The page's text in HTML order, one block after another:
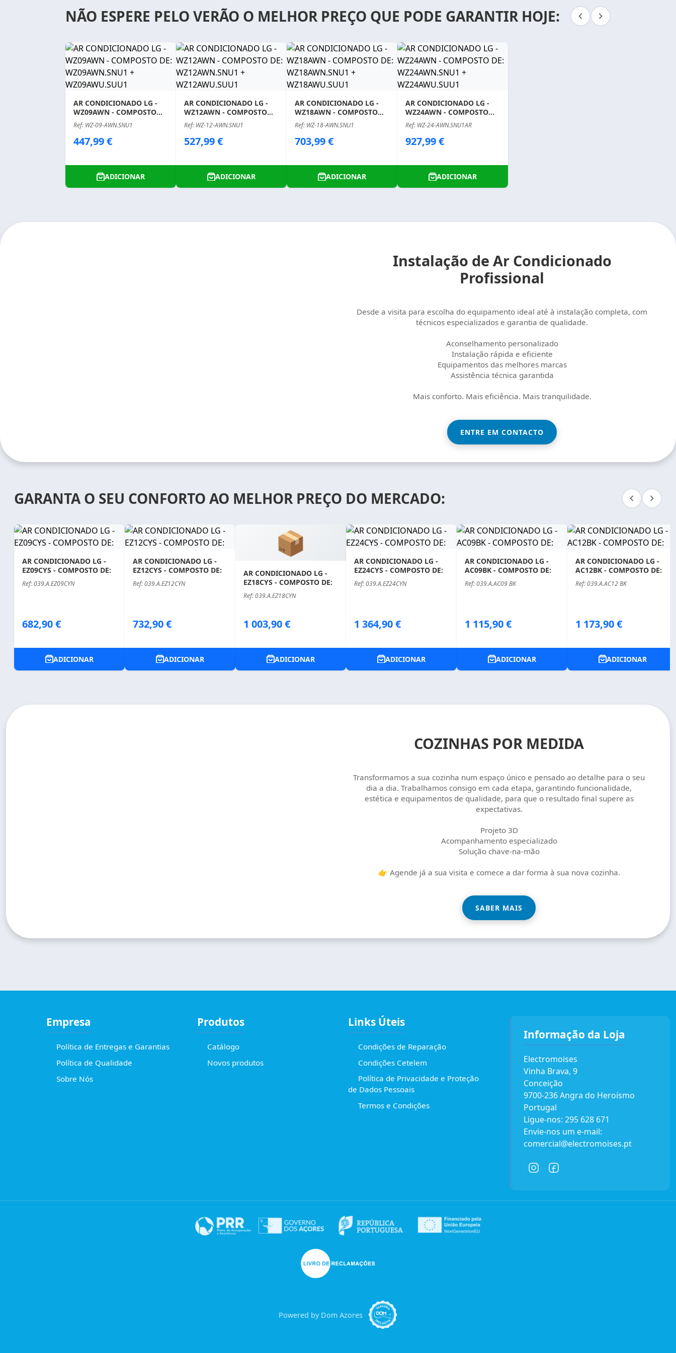
NÃO ESPERE PELO VERÃO O MELHOR PREÇO QUE PODE GARANTIR HOJE:
AR CONDICIONADO LG -
WZ09AWN - COMPOSTO
DE: WZ09AWN.SNU1 +
WZ09AWU.SUU1
Ref: WZ-09-AWN.SNU1
Price
447,99 €
ADICIONAR
AR CONDICIONADO LG -
WZ12AWN - COMPOSTO
DE: WZ12AWN.SNU1 +
WZ12AWU.SUU1
Ref: WZ-12-AWN.SNU1
Price
527,99 €
ADICIONAR
AR CONDICIONADO LG -
WZ18AWN - COMPOSTO
DE: WZ18AWN.SNU1 +
WZ18AWU.SUU1
Ref: WZ-18-AWN.SNU1
Price
703,99 €
ADICIONAR
AR CONDICIONADO LG -
WZ24AWN - COMPOSTO
DE: WZ24AWN.SNU1 +
WZ24AWU.SUU1
Ref: WZ-24-AWN.SNU1AR
Price
927,99 €
ADICIONAR
Instalação de Ar Condicionado
Profissional
Desde a visita para escolha do equipamento ideal até à instalação completa, com
técnicos especializados e garantia de qualidade.
Aconselhamento personalizado
Instalação rápida e eficiente
Equipamentos das melhores marcas
Assistência técnica garantida
Mais conforto. Mais eficiência. Mais tranquilidade.
ENTRE EM CONTACTO
GARANTA O SEU CONFORTO AO MELHOR PREÇO DO MERCADO:
AR CONDICIONADO LG -
EZ09CYS - COMPOSTO DE:
Ref: 039.A.EZ09CYN
Price
682,90 €
ADICIONAR
AR CONDICIONADO LG -
EZ12CYS - COMPOSTO DE:
Ref: 039.A.EZ12CYN
Price
732,90 €
ADICIONAR
📦
AR CONDICIONADO LG -
EZ18CYS - COMPOSTO DE:
Ref: 039.A.EZ18CYN
Price
1 003,90 €
ADICIONAR
AR CONDICIONADO LG -
EZ24CYS - COMPOSTO DE:
Ref: 039.A.EZ24CYN
Price
1 364,90 €
ADICIONAR
AR CONDICIONADO LG -
AC09BK - COMPOSTO DE:
Ref: 039.A.AC09 BK
Price
1 115,90 €
ADICIONAR
AR CONDICIONADO LG -
AC12BK - COMPOSTO DE:
Ref: 039.A.AC12 BK
Price
1 173,90 €
ADICIONAR
COZINHAS POR MEDIDA
Transformamos a sua cozinha num espaço único e pensado ao detalhe para o seu
dia a dia. Trabalhamos consigo em cada etapa, garantindo funcionalidade,
estética e equipamentos de qualidade, para que o resultado final supere as
expectativas.
Projeto 3D
Acompanhamento especializado
Solução chave-na-mão
👉 Agende já a sua visita e comece a dar forma à sua nova cozinha.
SABER MAIS
Empresa
Política de Entregas e Garantias
Política de Qualidade
Sobre Nós
Produtos
Catálogo
Novos produtos
Links Úteis
Condições de Reparação
Condições Cetelem
Política de Privacidade e Proteção
de Dados Pessoais
Termos e Condições
Informação da Loja
Electromoises
Vinha Brava, 9
Conceição
9700-236 Angra do Heroísmo
Portugal
Ligue-nos: 295 628 671
Envie-nos um e-mail:
comercial@electromoises.pt
Powered by Dom Azores